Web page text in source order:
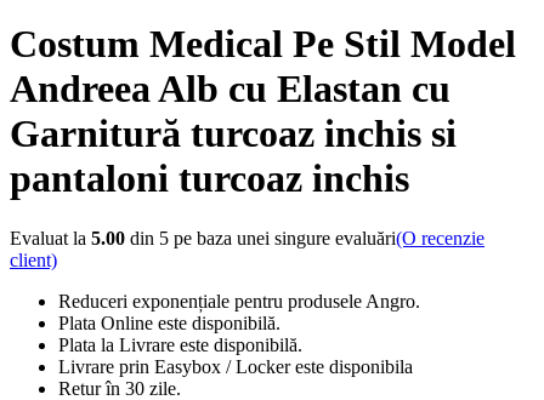
Costum Medical Pe Stil Model
Andreea Alb cu Elastan cu
Garnitură turcoaz inchis si
pantaloni turcoaz inchis
Evaluat la 5.00 din 5 pe baza unei singure evaluări(O recenzie
client)
Reduceri exponențiale pentru produsele Angro.
Plata Online este disponibilă.
Plata la Livrare este disponibilă.
Livrare prin Easybox / Locker este disponibila
Retur în 30 zile.